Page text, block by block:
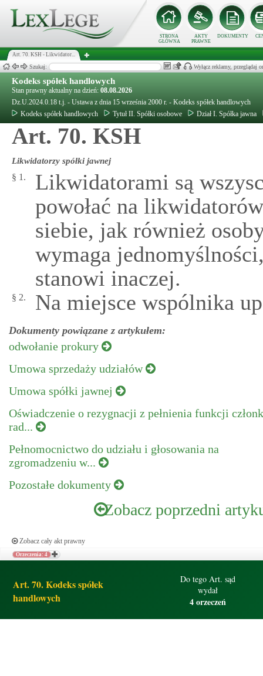
STRONA
GŁÓWNA
AKTY
PRAWNE
DOKUMENTY
Art. 70. KSH - Likwidator...
Szukaj: Wyłącz reklamy, przeglądaj
Kodeks spółek handlowych
Stan prawny aktualny na dzień: 08.08.2026
Dz.U.2024.0.18 t.j. - Ustawa z dnia 15 września 2000 r. - Kodeks spółek handlowych
Kodeks spółek handlowych
Tytuł II. Spółki osobowe Dział I. Spółka jawna
Art. 70. KSH
Likwidatorzy spółki jawnej
§ 1.
Likwidatorami są
powołać na
siebie, jak również
wymaga
stanowi inaczej.
§ 2. Na miejsce wspólnika
Dokumenty powiązane z artykułem:
odwołanie prokury
Umowa sprzedaży udziałów
Umowa spółki jawnej
Oświadczenie o rezygnacji z pełnienia funkcji
rad...
Pełnomocnictwo do udziału i głosowania na
zgromadzeniu w...
Pozostałe dokumenty
Zobacz poprzedni
Zobacz cały akt prawny
Orzeczenia: 4
Art. 70. Kodeks spółek
handlowych
Do tego Art. sąd
wydał
4 orzeczeń